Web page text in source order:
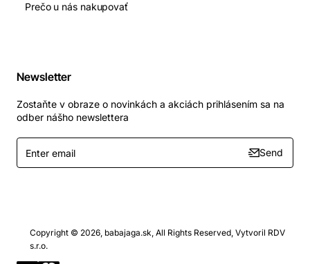
Prečo u nás nakupovať
Newsletter
Zostaňte v obraze o novinkách a akciách prihlásením sa na
odber nášho newslettera
Enter
email
Send
Copyright © 2026, babajaga.sk, All Rights Reserved, Vytvoril RDV
s.r.o.